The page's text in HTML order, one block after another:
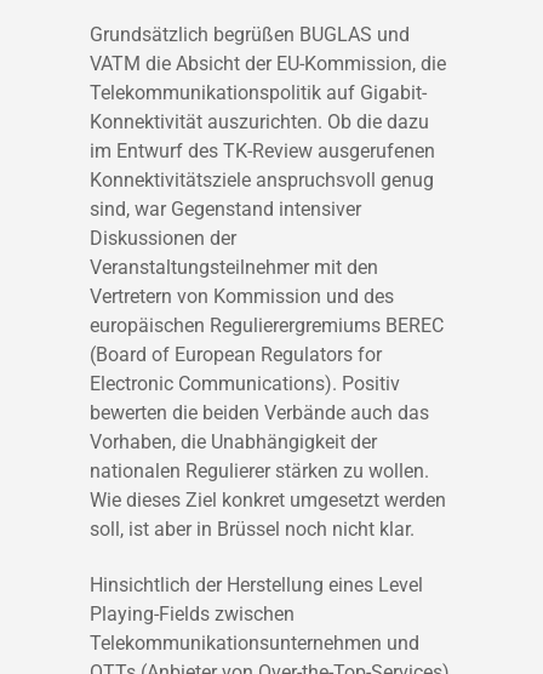
Grundsätzlich begrüßen BUGLAS und
VATM die Absicht der EU-Kommission, die
Telekommunikationspolitik auf Gigabit-
Konnektivität auszurichten. Ob die dazu
im Entwurf des TK-Review ausgerufenen
Konnektivitätsziele anspruchsvoll genug
sind, war Gegenstand intensiver
Diskussionen der
Veranstaltungsteilnehmer mit den
Vertretern von Kommission und des
europäischen Regulierergremiums BEREC
(Board of European Regulators for
Electronic Communications). Positiv
bewerten die beiden Verbände auch das
Vorhaben, die Unabhängigkeit der
nationalen Regulierer stärken zu wollen.
Wie dieses Ziel konkret umgesetzt werden
soll, ist aber in Brüssel noch nicht klar.
Hinsichtlich der Herstellung eines Level
Playing-Fields zwischen
Telekommunikationsunternehmen und